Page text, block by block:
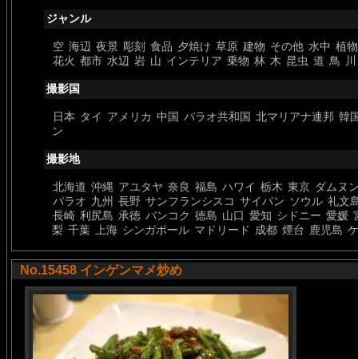
ジャンル
空 海辺 夜景 彫刻 食品 夕焼け 草原 建物 その他 水中 植物
花火 都市 水辺 岩 山 インテリア 乗物 林 木 昆虫 道 鳥 川
撮影国
日本 タイ アメリカ 中国 パラオ共和国 北マリアナ連邦 韓
ン
撮影地
北海道 沖縄 アユタヤ 奈良 福島 ハワイ 栃木 東京 ダムヌ
パラオ 九州 長野 サンフランシスコ サイパン ソウル 礼文
長崎 利尻島 承徳 バンコク 徳島 山口 愛知 シドニー 愛媛
梨 千葉 上海 シンガポール マドリード 成都 煙台 鹿児島
No.15458 インゲンマメ炒め